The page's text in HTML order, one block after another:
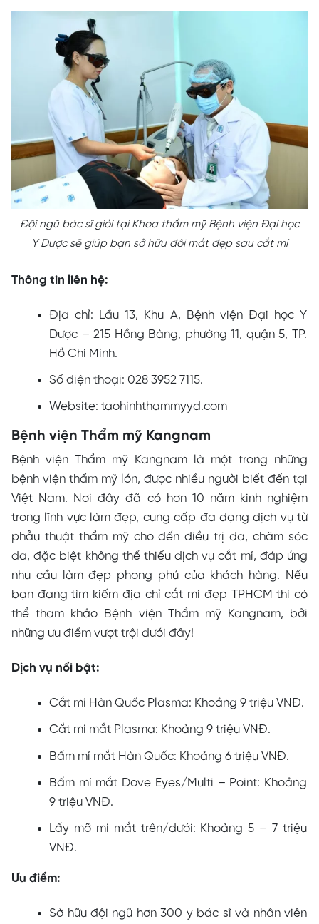
Đội ngũ bác sĩ giỏi tại Khoa thẩm mỹ Bệnh viện Đại học
Y Dược sẽ giúp bạn sở hữu đôi mắt đẹp sau cắt mí
Thông tin liên hệ:
Địa chỉ: Lầu 13, Khu A, Bệnh viện Đại học Y
Dược – 215 Hồng Bàng, phường 11, quận 5, TP.
Hồ Chí Minh.
Số điện thoại: 028 3952 7115.
Website: taohinhthammyyd.com
Bệnh viện Thẩm mỹ Kangnam
Bệnh viện Thẩm mỹ Kangnam là một trong những
bệnh viện thẩm mỹ lớn, được nhiều người biết đến tại
Việt Nam. Nơi đây đã có hơn 10 năm kinh nghiệm
trong lĩnh vực làm đẹp, cung cấp đa dạng dịch vụ từ
phẫu thuật thẩm mỹ cho đến điều trị da, chăm sóc
da, đặc biệt không thể thiếu dịch vụ cắt mí, đáp ứng
nhu cầu làm đẹp phong phú của khách hàng. Nếu
bạn đang tìm kiếm địa chỉ cắt mí đẹp TPHCM thì có
thể tham khảo Bệnh viện Thẩm mỹ Kangnam, bởi
những ưu điểm vượt trội dưới đây!
Dịch vụ nổi bật:
Cắt mí Hàn Quốc Plasma: Khoảng 9 triệu VNĐ.
Cắt mí mắt Plasma: Khoảng 9 triệu VNĐ.
Bấm mí mắt Hàn Quốc: Khoảng 6 triệu VNĐ.
Bấm mí mắt Dove Eyes/Multi – Point: Khoảng
9 triệu VNĐ.
Lấy mỡ mí mắt trên/dưới: Khoảng 5 – 7 triệu
VNĐ.
Ưu điểm:
Sở hữu đội ngũ hơn 300 y bác sĩ và nhân viên